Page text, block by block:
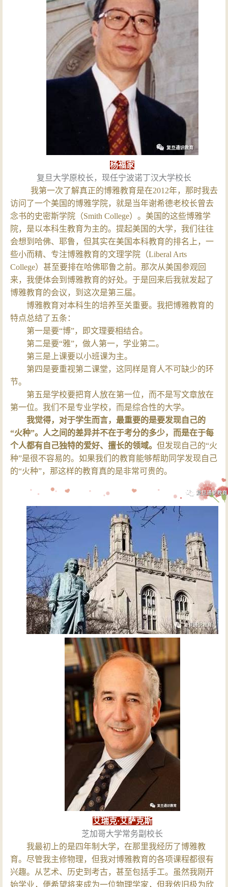
杨福家
复旦大学原校长，现任宁波诺丁汉大学校长
我第一次了解真正的博雅教育是在2012年，那时我去
访问了一个美国的博雅学院，就是当年谢希德老校长曾去
念书的史密斯学院（Smith College）。美国的这些博雅学
院，是以本科生教育为主的。提起美国的大学，我们往往
会想到哈佛、耶鲁，但其实在美国本科教育的排名上，一
些小而精、专注博雅教育的文理学院（Liberal Arts
College）甚至要排在哈佛耶鲁之前。那次从美国参观回
来，我便体会到博雅教育的好处。于是回来后我就发起了
博雅教育的会议，到这次是第三届。
博雅教育对本科生的培养至关重要。我把博雅教育的
特点总结了五条：
第一是要“博”，即文理要相结合。
第二是要“雅”，做人第一，学业第二。
第三是上课要以小班课为主。
第四是要重视第二课堂，这同样是育人不可缺少的环
节。
第五是学校要把育人放在第一位，而不是写文章放在
第一位。我们不是专业学校，而是综合性的大学。
我觉得，对于学生而言，最重要的是要发现自己的
“火种”。人之间的差异并不在于考分的多少，而是在于每
个人都有自己独特的爱好、擅长的领域。 但发现自己的“火
种”是很不容易的。如果我们的教育能够帮助同学发现自己
的“火种”，那这样的教育真的是非常可贵的。
艾瑞克·艾萨克斯
芝加哥大学常务副校长
我最初上的是四年制大学，在那里我经历了博雅教
育。尽管我主修物理，但我对博雅教育的各项课程都很有
兴趣。从艺术、历史到考古，甚至包括手工。虽然我刚开
始学业，便希望将来成为一位物理学家，但我依旧极为欣